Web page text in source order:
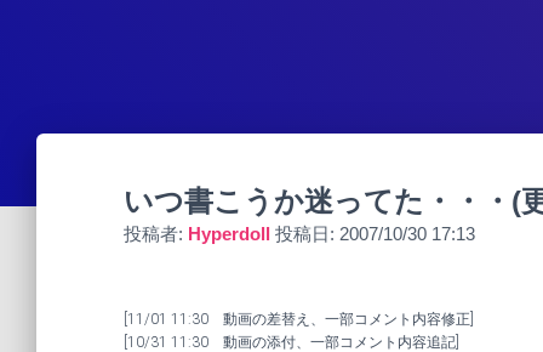
いつ書こうか迷ってた・・・(
投稿者: Hyperdoll 投稿日: 2007/10/30 17:13
[11/01 11:30 動画の差替え、一部コメント内容修正]
[10/31 11:30 動画の添付、一部コメント内容追記]